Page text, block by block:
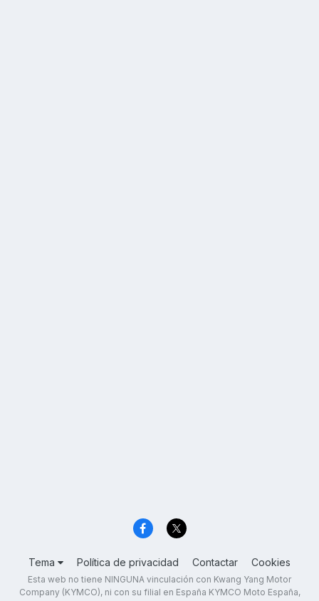
Tema Política de privacidad Contactar Cookies
Esta web no tiene NINGUNA vinculación con Kwang Yang Motor
Company (KYMCO), ni con su filial en España KYMCO Moto España,